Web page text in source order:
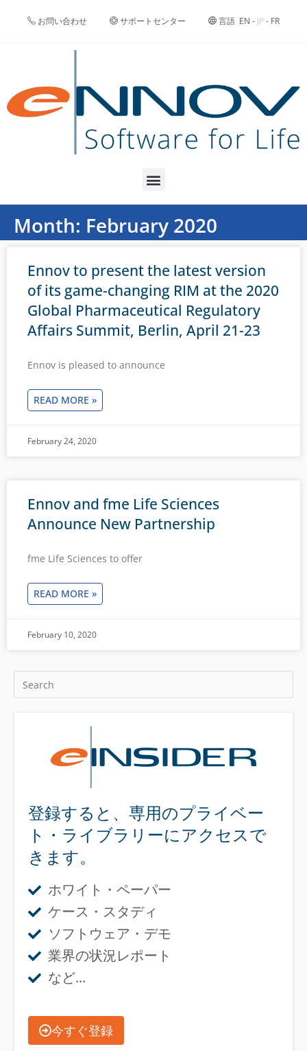
お問い合わせ サポートセンター 言語 EN - JP- FR
Month: February 2020
Ennov to present the latest version
of its game-changing RIM at the 2020
Global Pharmaceutical Regulatory
Affairs Summit, Berlin, April 21-23
Ennov is pleased to announce
READ MORE »
February 24, 2020
Ennov and fme Life Sciences
Announce New Partnership
fme Life Sciences to offer
READ MORE »
February 10, 2020
登録すると、専用のプライベー
ト・ライブラリーにアクセスで
きます。
ホワイト・ペーパー
ケース・スタディ
ソフトウェア・デモ
業界の状況レポート
など...
今すぐ登録